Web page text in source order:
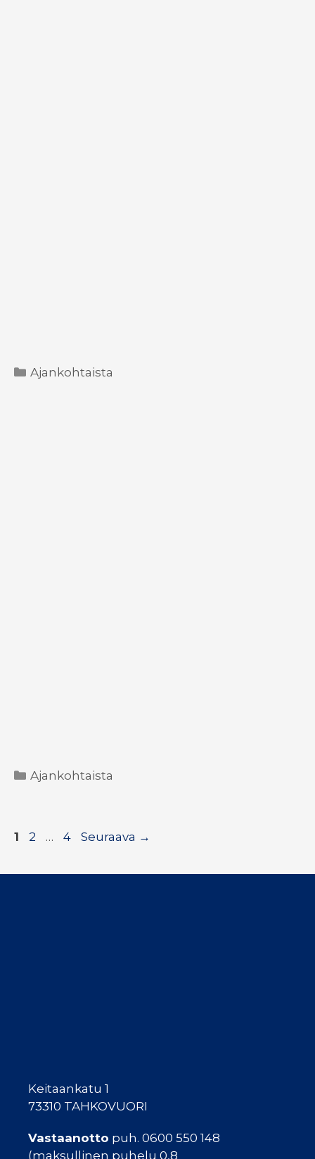
Kategoriat
Ajankohtaista
Kategoriat
Ajankohtaista
Sivu
1 Sivu
2 … Sivu
4 Seuraava →
Keitaankatu 1
73310 TAHKOVUORI
Vastaanotto puh. 0600 550 148
(maksullinen puhelu 0,8